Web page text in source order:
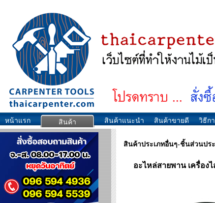
หน้าแรก สินค้า สินค้าแนะนำ สินค้าขายดี วิธีก
สินค้าประเภทอื่นๆ-ชิ้นส่วนปร
อะไหล่สายพาน เครื่อง